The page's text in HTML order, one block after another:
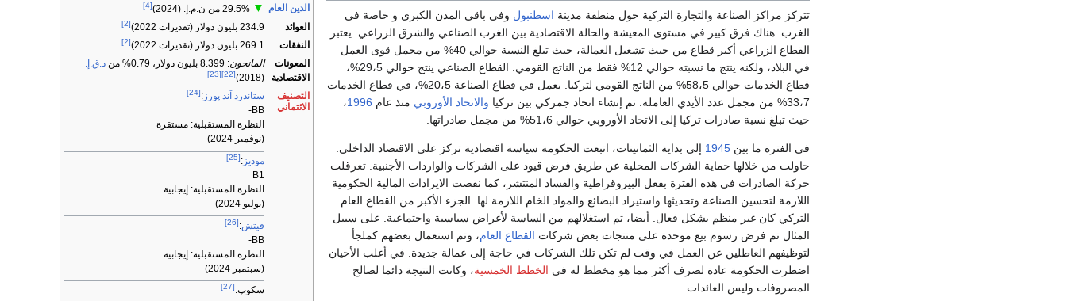
الدين العام
▼
[4]
العوائد 234.9 بليون دولار (تقديرات 2022) [2]
النفقات 269.1 بليون دولار (تقديرات 2022) [2]
المعونات
الاقتصادية
المانحون: 8.399 بليون دولار، 0.79% من
د.ق.إ.
(2018)
[22]
[23]
التصنيف
الائتماني
ستاندرد آند پورز :
[24]
BB-
النظرة المستقبلية: مستقرة
(نوفمبر 2024)
موديز :
[25]
B1
النظرة المستقبلية: إيجابية
(يوليو 2024)
فيتش:
[26]
BB-
النظرة المستقبلية: إيجابية
(سبتمبر 2024)
سكوپ:[27]
تتركز مراكز الصناعة والتجارة التركية حول منطقة مدينة اسطنبول وفي باقي المدن الكبرى و خاصة في
الغرب. هناك فرق كبير في مستوى المعيشة والحالة الاقتصادية بين الغرب الصناعي والشرق الزراعي. يعتبر
القطاع الزراعي أكبر قطاع من حيث تشغيل العمالة، حيث تبلغ النسبة حوالي 40% من مجمل قوى العمل
في البلاد، ولكنه ينتج ما نسبته حوالي 12% فقط من الناتج القومي. القطاع الصناعي ينتج حوالي 29،5%،
قطاع الخدمات حوالي 58،5% من الناتج القومي لتركيا. يعمل في قطاع الصناعة 20،5%، في قطاع الخدمات
33،7% من مجمل عدد الأيدي العاملة. تم إنشاء اتحاد جمركي بين تركيا
والاتحاد الأوروبي منذ عام 1996،
حيث تبلغ نسبة صادرات تركيا إلى الاتحاد الأوروبي حوالي 51،6% من مجمل صادراتها.
في الفترة ما بين 1945 إلى بداية الثمانينات، اتبعت الحكومة سياسة اقتصادية تركز على الاقتصاد الداخلي.
حاولت من خلالها حماية الشركات المحلية عن طريق فرض قيود على الشركات والواردات الأجنبية. تعرقلت
حركة الصادرات في هذه الفترة بفعل البيروقراطية والفساد المنتشر، كما نقصت الايرادات المالية الحكومية
اللازمة لتحسين الصناعة وتحديثها واستيراد البضائع والمواد الخام اللازمة لها. الجزء الأكبر من القطاع العام
التركي كان غير منظم بشكل فعال. أيضا، تم استغلالهم من الساسة لأغراض سياسية واجتماعية. على سبيل
المثال تم فرض رسوم بيع موحدة على منتجات بعض شركات القطاع العام، وتم استعمال بعضهم كملجأ
لتوظيفهم العاطلين عن العمل في وقت لم تكن تلك الشركات في حاجة إلى عمالة جديدة. في أغلب الأحيان
اضطرت الحكومة عادة لصرف أكثر مما هو مخطط له في الخطط الخمسية، وكانت النتيجة دائما لصالح
المصروفات وليس العائدات.